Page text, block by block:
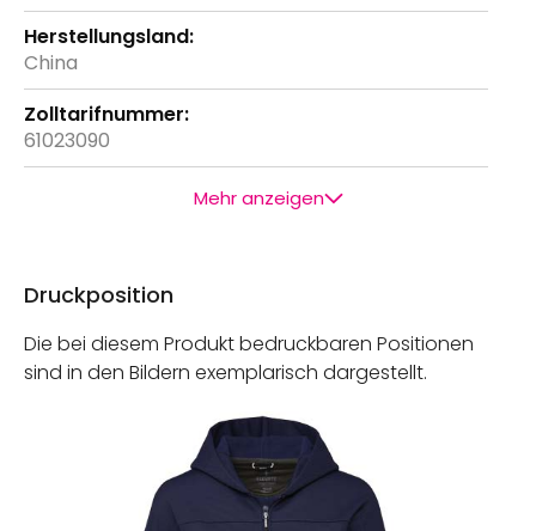
China
61023090
Mehr anzeigen
Druckposition
Die bei diesem Produkt bedruckbaren Positionen
sind in den Bildern exemplarisch dargestellt.